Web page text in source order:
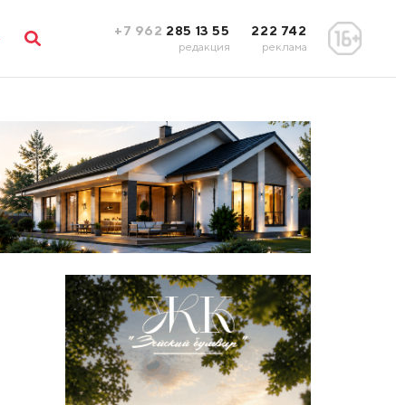
+7 962 285 13 55
редакция
222 742
реклама